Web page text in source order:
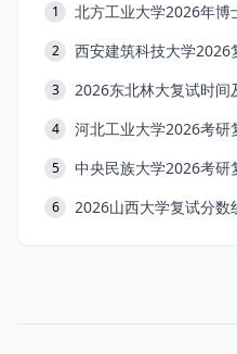
1 北方工业大学2026年博
2 西安建筑科技大学2026
3 2026东北林大复试时间
4 河北工业大学2026考研
5 中央民族大学2026考研
6 2026山西大学复试分数